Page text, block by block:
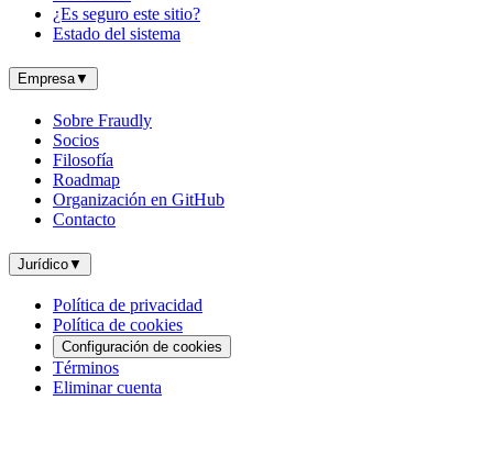
¿Es seguro este sitio?
Estado del sistema
Empresa▼
Sobre Fraudly
Socios
Filosofía
Roadmap
Organización en GitHub
Contacto
Jurídico▼
Política de privacidad
Política de cookies
Configuración de cookies
Términos
Eliminar cuenta